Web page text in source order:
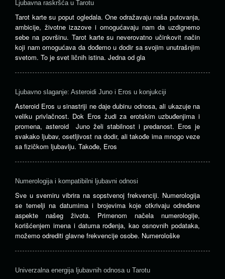
Ljubavna raskršća u Tarotu
Tarot karte su poput ogledala. One odražavaju naša putovanja,
ambicije, životne izazove i omogućavaju nam da uzdignemo
sebe na površinu. Tarot karte su neverovatno učinkovit način
koji nam omogućava da dođemo u dodir sa svojim unutrašnjim
svetom. To je svet ličnih istina. Jedna od gla
Ljubavno slaganje: Asteroidi Juno i Eros u konjukciji
Asteroid Eros u sinastriji ne daje dubinu odnosa, ali ukazuje na
veliku privlačnost. Dok Eros žudi za erotskim uzbuđenjima i
promena, asteroid Juno želi stabilnost i predanost. Eros je
svakako ljubav, osetljivost na dodir, ali takođe ima mnogo veze
sa fizičkom ljubavlju. Takođe, Eros
Numerologija i kompatibilni ljubavni odnosi
Sve u svemiru vibrira na sopstvenoj frekvenciji. Numerologija
se temelji na datumima i brojevima koje otkrivaju određene
aspekte našeg života. Primenom načela numerologije,
korišćenjem imena i datuma rođenja, kao osnovnih podataka,
možemo odrediti glavne frekvencije osobe. Numerološke
Univerzalna energija ljubavnih odnosa u Tarotu